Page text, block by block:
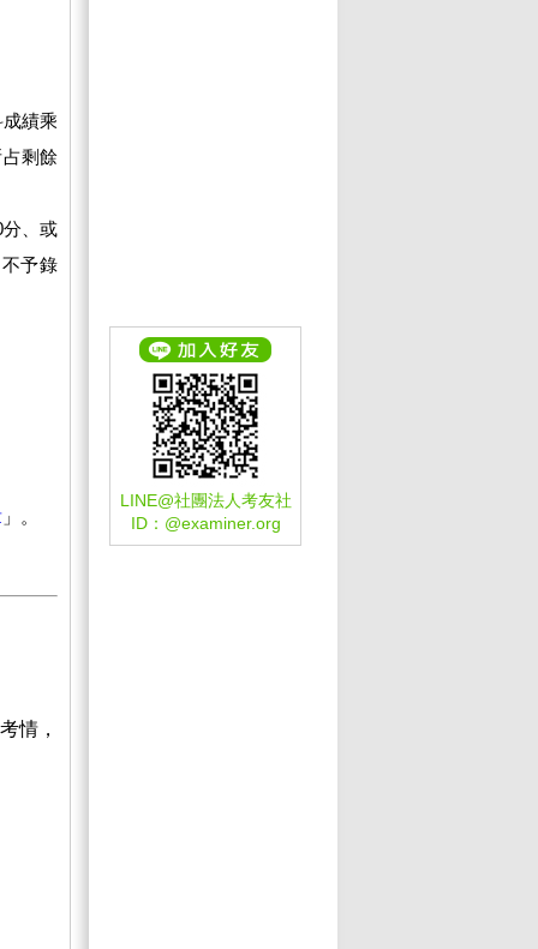
績乘
剩餘
、或
予錄
」。
情，
LINE@社團法人考友社
ID： @examiner.org